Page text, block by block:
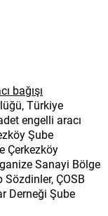
bağışı
Türkiye
engelli aracı
Şube
Çerkezköy
Sanayi Bölge
ÇOSB
Derneği Şube